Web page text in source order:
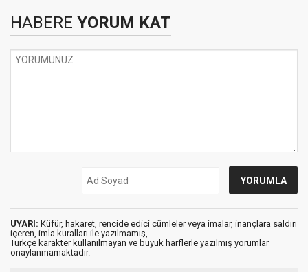
HABERE YORUM KAT
UYARI: Küfür, hakaret, rencide edici cümleler veya imalar, inançlara saldırı
içeren, imla kuralları ile yazılmamış,
Türkçe karakter kullanılmayan ve büyük harflerle yazılmış yorumlar
onaylanmamaktadır.